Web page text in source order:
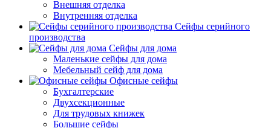
Внешняя отделка
Внутренняя отделка
Сейфы серийного
производства
Сейфы для дома
Маленькие сейфы для дома
Мебельный сейф для дома
Офисные сейфы
Бухгалтерские
Двухсекционные
Для трудовых книжек
Большие сейфы